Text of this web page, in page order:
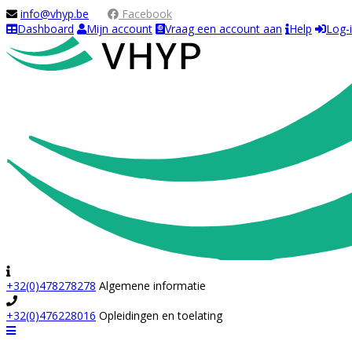
info@vhyp.be
Facebook
Dashboard
Mijn account Vraag een account aan Help Log-
+32(0)478278278 Algemene informatie
+32(0)476228016 Opleidingen en toelating
Navigation